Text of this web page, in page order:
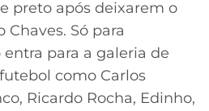
preto após deixarem o
Só para
para a galeria de
como Carlos
Ricardo Rocha, Edinho,